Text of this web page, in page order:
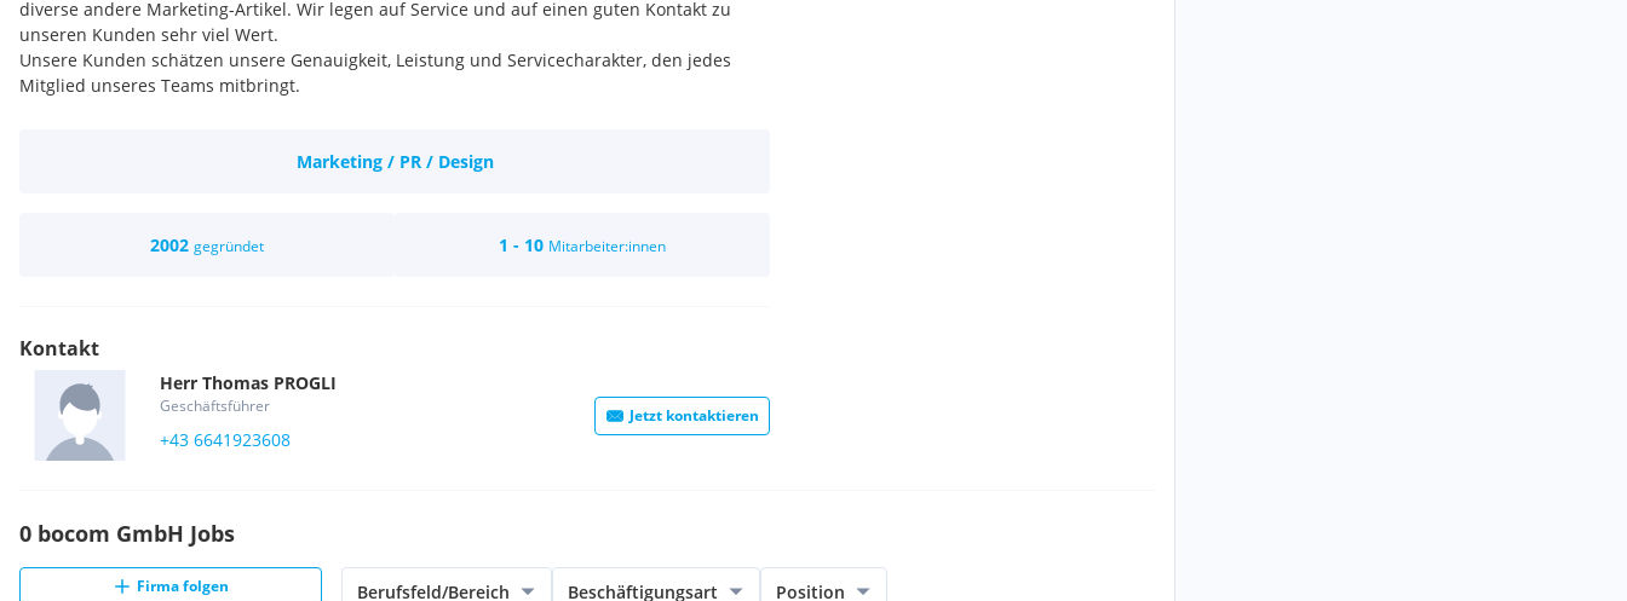
diverse andere Marketing-Artikel. Wir legen auf Service und auf einen guten Kontakt zu
unseren Kunden sehr viel Wert.
Unsere Kunden schätzen unsere Genauigkeit, Leistung und Servicecharakter, den jedes
Mitglied unseres Teams mitbringt.
Marketing / PR / Design
2002 gegründet 1 - 10 Mitarbeiter:innen
Kontakt
Herr Thomas PROGLI
Geschäftsführer
+43 6641923608
Jetzt kontaktieren
0 bocom GmbH Jobs
Firma folgen Berufsfeld/Bereich Beschäftigungsart Position